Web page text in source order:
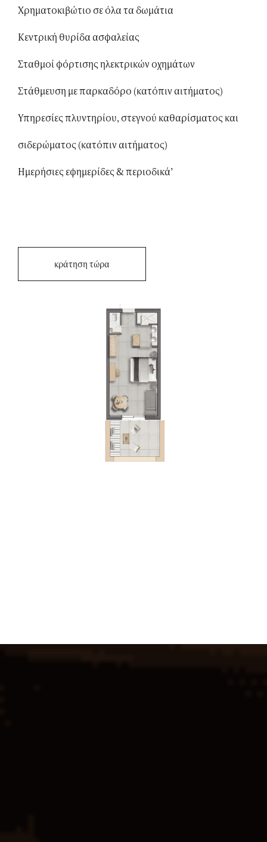
Χρηματοκιβώτιο σε όλα τα δωμάτια
Κεντρική θυρίδα ασφαλείας
Σταθμοί φόρτισης ηλεκτρικών οχημάτων
Στάθμευση με παρκαδόρο (κατόπιν αιτήματος)
Υπηρεσίες πλυντηρίου, στεγνού καθαρίσματος και
σιδερώματος (κατόπιν αιτήματος)
Ημερήσιες εφημερίδες & περιοδικά’
κράτηση τώρα